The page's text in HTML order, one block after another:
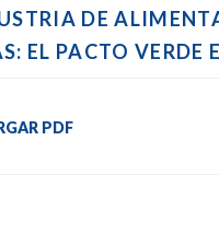
DE
EL PACTO VERDE
PDF